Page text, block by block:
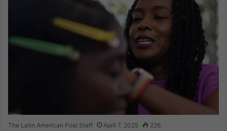
The Latin American Post Staff April 7, 2025 226